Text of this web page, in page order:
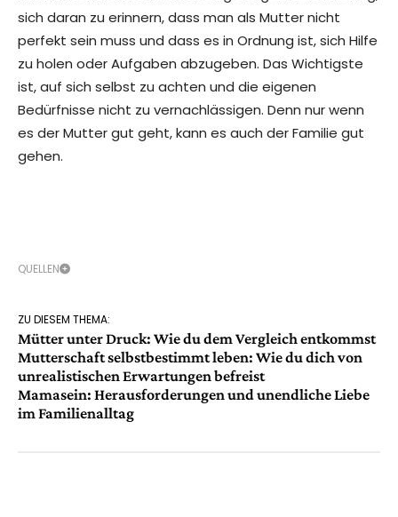
sich daran zu erinnern, dass man als Mutter nicht
perfekt sein muss und dass es in Ordnung ist, sich Hilfe
zu holen oder Aufgaben abzugeben. Das Wichtigste
ist, auf sich selbst zu achten und die eigenen
Bedürfnisse nicht zu vernachlässigen. Denn nur wenn
es der Mutter gut geht, kann es auch der Familie gut
gehen.
QUELLEN
ZU DIESEM THEMA:
Mütter unter Druck: Wie du dem Vergleich entkommst
Mutterschaft selbstbestimmt leben: Wie du dich von
unrealistischen Erwartungen befreist
Mamasein: Herausforderungen und unendliche Liebe
im Familienalltag